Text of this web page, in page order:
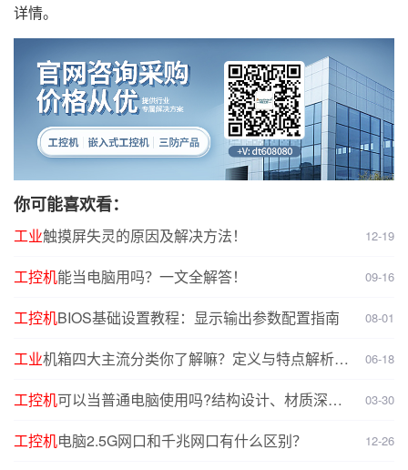
详情。
你可能喜欢看：
工业触摸屏失灵的原因及解决方法！ 12-19
工控机能当电脑用吗？一文全解答！ 09-16
工控机BIOS基础设置教程：显示输出参数配置指南 08-01
工业机箱四大主流分类你了解嘛？定义与特点解析，
06-18
工控机可以当普通电脑使用吗?结构设计、材质深度
03-30
工控机电脑2.5G网口和千兆网口有什么区别？ 12-26